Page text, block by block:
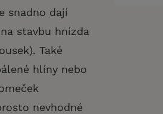
snadno dají
stavbu hnízda
Také
hlíny nebo
nevhodné